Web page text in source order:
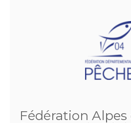
Fédération Alpes